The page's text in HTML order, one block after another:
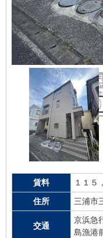
賃料
１１５
住所
三浦市
交通
京浜急
島漁港